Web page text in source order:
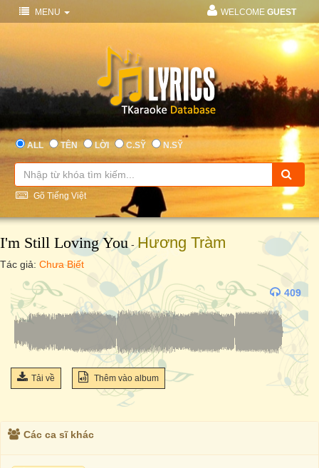
MENU WELCOME GUEST
ALL TÊN LỜI C.SỸ N.SỸ
Gõ Tiếng Việt
I'm Still Loving You -Hương Tràm
Tác giả: Chưa Biết
409
Tải về Thêm vào album
Các ca sĩ khác